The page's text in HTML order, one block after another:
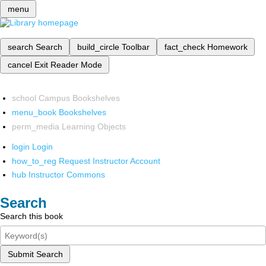
menu
search Search build_circle Toolbar fact_check Homework
cancel Exit Reader Mode
school Campus Bookshelves
menu_book Bookshelves
perm_media Learning Objects
login Login
how_to_reg Request Instructor Account
hub Instructor Commons
Search
Search this book
Submit Search